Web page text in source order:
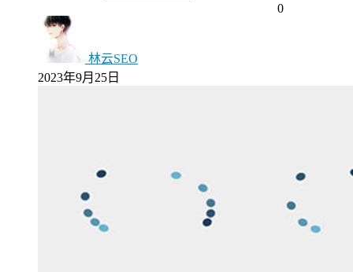
0
林云SEO
2023年9月25日